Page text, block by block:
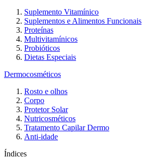
Suplemento Vitamínico
Suplementos e Alimentos Funcionais
Proteínas
Multivitamínicos
Probióticos
Dietas Especiais
Dermocosméticos
Rosto e olhos
Corpo
Protetor Solar
Nutricosméticos
Tratamento Capilar Dermo
Anti-idade
Índices